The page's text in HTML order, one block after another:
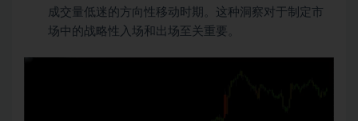
成交量低迷的方向性移动时期。这种洞察对于制定市
场中的战略性入场和出场至关重要。